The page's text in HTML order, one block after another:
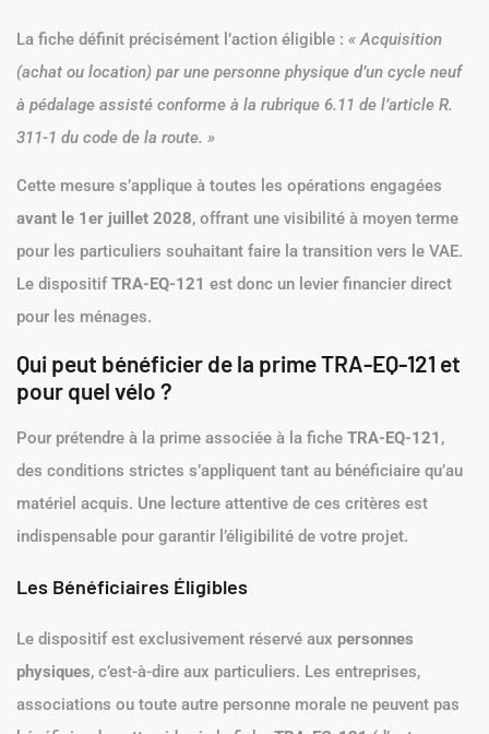
La fiche définit précisément l’action éligible : « Acquisition
(achat ou location) par une personne physique d’un cycle neuf
à pédalage assisté conforme à la rubrique 6.11 de l’article R.
311-1 du code de la route. »
Cette mesure s’applique à toutes les opérations engagées
avant le 1er juillet 2028, offrant une visibilité à moyen terme
pour les particuliers souhaitant faire la transition vers le VAE.
Le dispositifTRA-EQ-121 est donc un levier financier direct
pour les ménages.
Qui peut bénéficier de la prime TRA-EQ-121 et
pour quel vélo ?
Pour prétendre à la prime associée à la fiche TRA-EQ-121 ,
des conditions strictes s’appliquent tant au bénéficiaire qu’au
matériel acquis. Une lecture attentive de ces critères est
indispensable pour garantir l’éligibilité de votre projet.
Les Bénéficiaires Éligibles
Le dispositif est exclusivement réservé aux personnes
physiques, c’est-à-dire aux particuliers. Les entreprises,
associations ou toute autre personne morale ne peuvent pas